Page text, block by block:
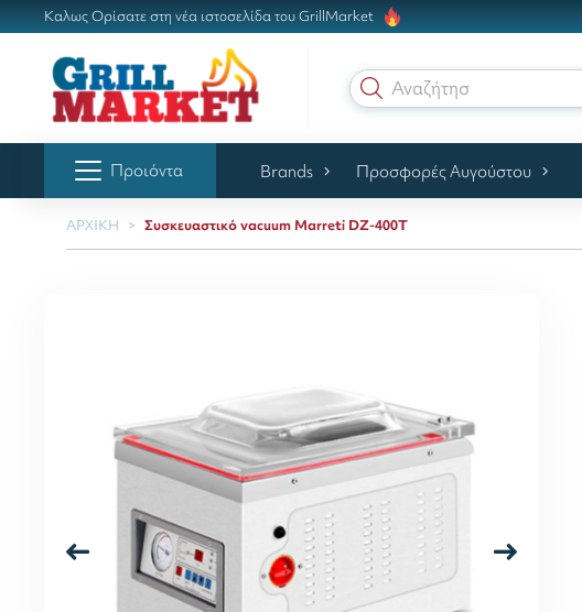
Καλως Ορίσατε στη νέα ιστοσελίδα του GrillMarket
Αναζήτηση για
Προιόντα Brands Προσφορές Αυγούστου
ΑΡΧΙΚΗ Συσκευαστικό vacuum Marreti DZ-400T